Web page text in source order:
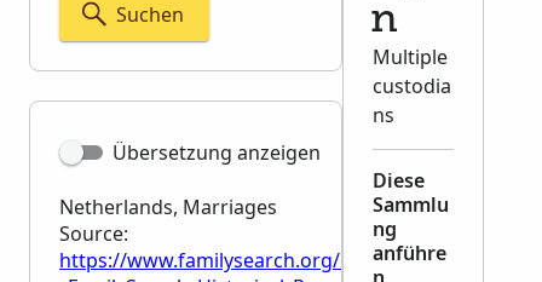
Suchen
Übersetzung anzeigen
Netherlands, Marriages
Source:
https://www.familysearch.org/en/wiki/
n
Multiple
custodia
ns
Diese
Sammlu
ng
anführe